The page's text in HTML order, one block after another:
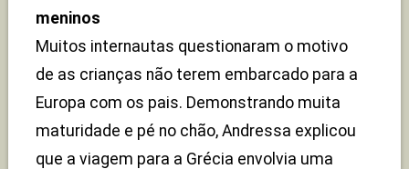
meninos
Muitos internautas questionaram o motivo
de as crianças não terem embarcado para a
Europa com os pais. Demonstrando muita
maturidade e pé no chão, Andressa explicou
que a viagem para a Grécia envolvia uma